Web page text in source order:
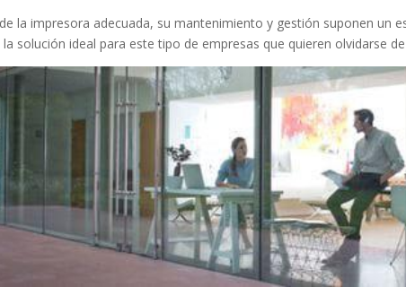
la impresora adecuada, su mantenimiento y gestión suponen un
solución ideal para este tipo de empresas que quieren olvidarse